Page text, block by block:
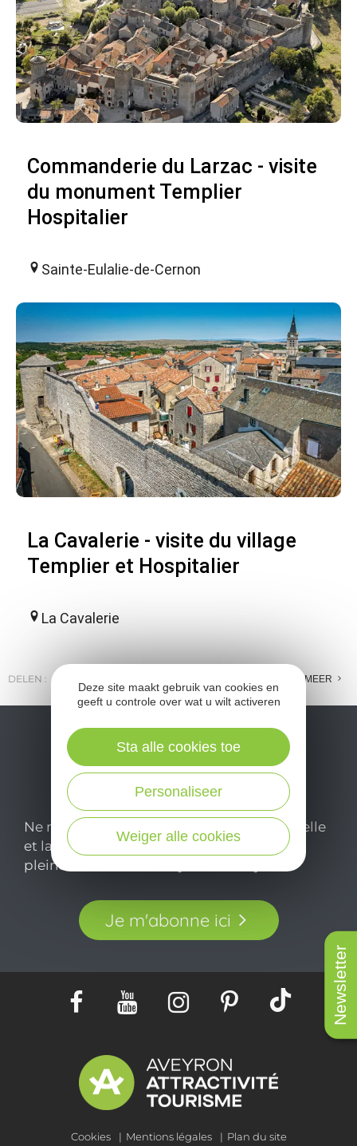
Newsletter
Commanderie du Larzac - visite
du monument Templier
Hospitalier
Sainte-Eulalie-de-Cernon
La Cavalerie - visite du village
Templier et Hospitalier
La Cavalerie
DELEN : MEER
Ne manquez pas notre newsletter mensuelle
et laissez-vous inspirer pour profiter
pleinement de votre séjour en Aveyron.
Je m'abonne ici
Cookies Mentions légales Plan du site
Deze site maakt gebruik van cookies en
geeft u controle over wat u wilt activeren
Weiger alle cookies
Personaliseer
Sta alle cookies toe